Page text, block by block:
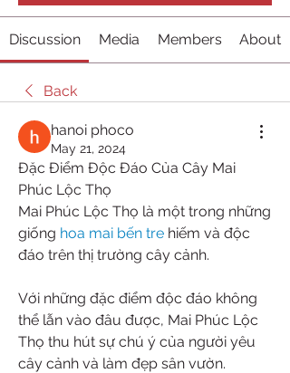
Discussion Media Members About
Back
hanoi phoco
May 21, 2024
Đặc Điểm Độc Đáo Của Cây Mai
Phúc Lộc Thọ
Mai Phúc Lộc Thọ là một trong những
giống hoa mai bến tre hiếm và độc
đáo trên thị trường cây cảnh.
Với những đặc điểm độc đáo không
thể lẫn vào đâu được, Mai Phúc Lộc
Thọ thu hút sự chú ý của người yêu
cây cảnh và làm đẹp sân vườn.